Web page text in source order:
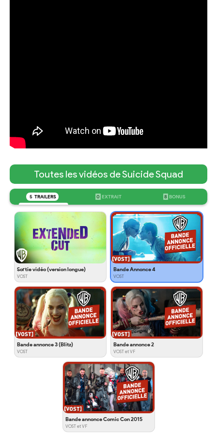
Toutes les vidéos de Suicide Squad
5 TRAILERS 0 EXTRAIT 8 BONUS
Sortie vidéo (version longue)
VOST
Bande Annonce 4
VOST
Bande annonce 3 (Blitz)
VOST
Bande annonce 2
VOST et VF
Bande annonce Comic Con 2015
VOST et VF